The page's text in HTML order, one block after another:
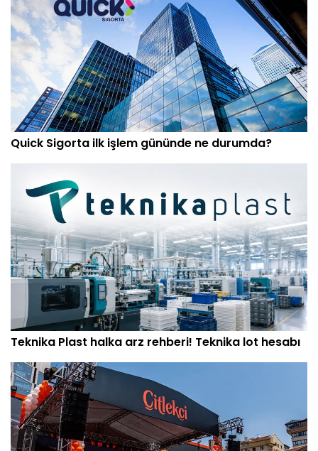
Quick Sigorta ilk işlem gününde ne durumda?
Teknika Plast halka arz rehberi! Teknika lot hesabı